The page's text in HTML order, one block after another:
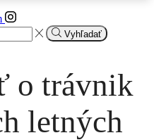
Vyhľadať
o trávnik
letných